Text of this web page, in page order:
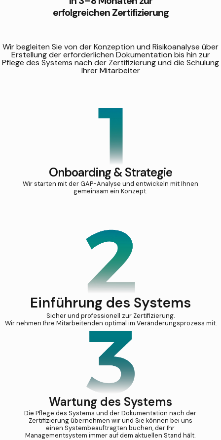
erfolgreichen Zertifizierung
Wir begleiten Sie von der Konzeption und Risikoanalyse über
Erstellung der erforderlichen Dokumentation bis hin zur
Pflege des Systems nach der Zertifizierung und die Schulung
Ihrer Mitarbeiter
Onboarding & Strategie
Wir starten mit der GAP-Analyse und entwickeln mit Ihnen
gemeinsam ein Konzept.
Einführung des Systems
Sicher und professionell zur Zertifizierung.
Wir nehmen Ihre Mitarbeitenden optimal im Veränderungsprozess mit.
Wartung des Systems
Die Pflege des Systems und der Dokumentation nach der
Zertifizierung übernehmen wir und Sie können bei uns
einen Systembeauftragten buchen, der Ihr
Managementsystem immer auf dem aktuellen Stand hält.